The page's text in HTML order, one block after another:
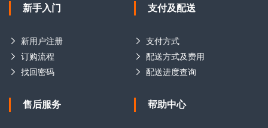
新手入门
新用户注册
订购流程
找回密码
支付及配送
支付方式
配送方式及费用
配送进度查询
售后服务 帮助中心